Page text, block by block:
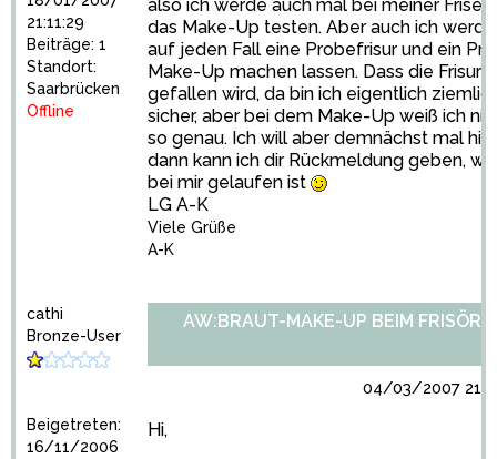
21:11:29
Beiträge: 1
Standort:
Saarbrücken
Offline
also ich werde auch mal bei meiner
das Make-Up testen. Aber auch ich werde
auf jeden Fall eine Probefrisur und ein
Make-Up machen lassen. Dass die Frisur
gefallen wird, da bin ich eigentlich
sicher, aber bei dem Make-Up weiß ich
so genau. Ich will aber demnächst mal hin,
dann kann ich dir Rückmeldung geben,
bei mir gelaufen ist
LG A-K
Viele Grüße
A-K
cathi
Bronze-User
Beigetreten:
16/11/2006
AW:BRAUT-MAKE-UP BEIM FRISÖR?
04/03/2007
Hi,